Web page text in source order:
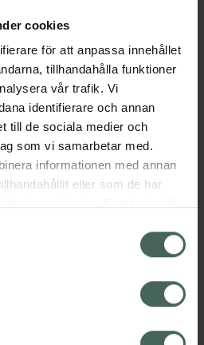
cookies
för att anpassa innehållet
tillhandahålla funktioner
vår trafik. Vi
identifierare och annan
till de sociala medier och
som vi samarbetar med.
informationen med annan
eller som de har
webbplatsens
samtycke påverkar inte
som skett innan återkallelsen.
Dölj
innan